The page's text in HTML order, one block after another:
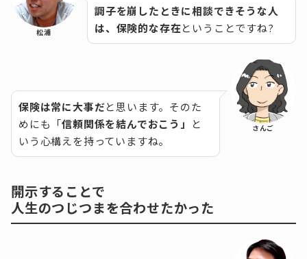
松浦
調子を崩したときに相談できそうな人
は、保険的な存在ということですね?
保険は常に大事だと思います。そのた
めにも「信頼関係を結んでおこう」
と
いう心構えを持っていますね。
さんご
開示することで
人生のつじつまを合わせたかった